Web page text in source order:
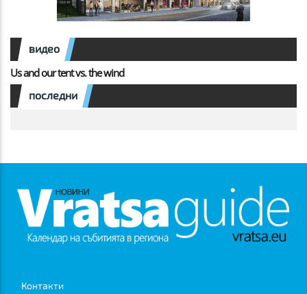
видео
Us and our tent vs. the wind
последни
Контакти